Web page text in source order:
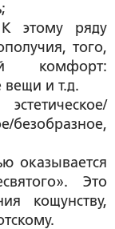
К этому ряду
того,
комфорт:
и т.д.
оказывается
Это
кощунству,